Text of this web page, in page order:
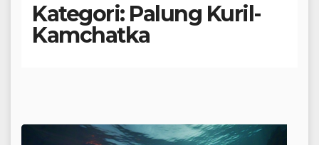
Kategori: Palung Kuril-
Kamchatka